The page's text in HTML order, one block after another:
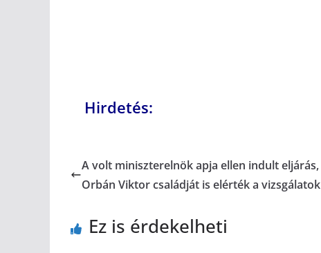
Hirdetés:
A volt miniszterelnök apja ellen indult eljárás,
Orbán Viktor családját is elérték a vizsgálatok
Ez is érdekelheti